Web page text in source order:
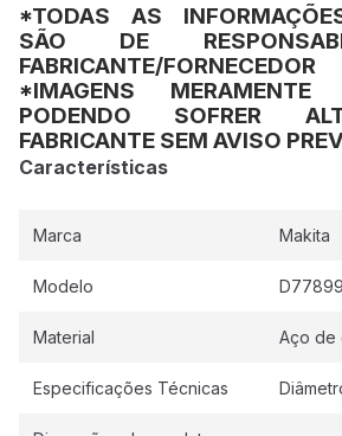
*TODAS AS
SÃO DE
FABRICANTE/FORNECEDOR
*IMAGENS MERAMENTE
PODENDO SOFRER
FABRICANTE SEM AVISO
Características
Marca Makita
Modelo D77899
Material Aço de
Especificações Técnicas